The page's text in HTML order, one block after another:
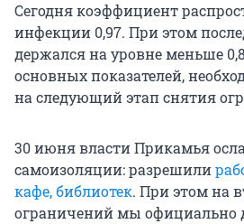
Сегодня коэффициент
инфекции 0,97. При этом
держался на уровне меньше
основных показателей,
на следующий этап снятия
30 июня власти Прикамья
самоизоляции: разрешили
кафе, библиотек. При этом на
ограничений мы официально